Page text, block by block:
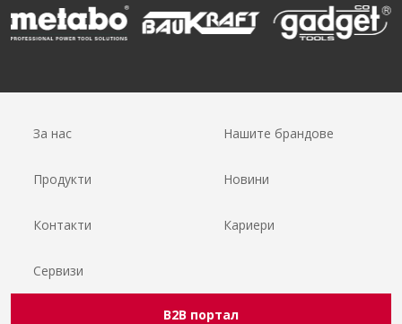
За нас Нашите брандове
Продукти Новини
Контакти Кариери
Сервизи
B2B портал